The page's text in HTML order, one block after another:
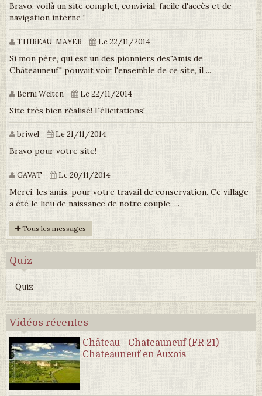
Bravo, voilà un site complet, convivial, facile d'accès et de
navigation interne !
THIREAU-MAYER Le 22/11/2014
Si mon père, qui est un des pionniers des"Amis de
Châteauneuf" pouvait voir l'ensemble de ce site, il ...
Berni Welten Le 22/11/2014
Site très bien réalisé! Félicitations!
briwel Le 21/11/2014
Bravo pour votre site!
GAVAT Le 20/11/2014
Merci, les amis, pour votre travail de conservation. Ce village
a été le lieu de naissance de notre couple. ...
Tous les messages
Quiz
Quiz
Vidéos récentes
Château - Chateauneuf (FR 21) -
Chateauneuf en Auxois